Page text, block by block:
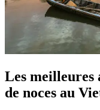
Les meilleures
de noces au